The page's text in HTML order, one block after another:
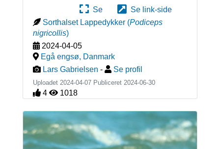
Se
Se link-side
Sorthalset Lappedykker (Podiceps
nigricollis)
2024-04-05
Egå engsø, Danmark
Lars Gabrielsen - Se profil
Uploadet 2024-04-07 Publiceret 2024-06-30
4 1018